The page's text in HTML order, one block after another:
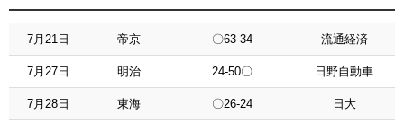
7月21日 帝京 〇63-34 流通経済
7月27日 明治 24-50〇 日野自動車
7月28日 東海 〇26-24 日大